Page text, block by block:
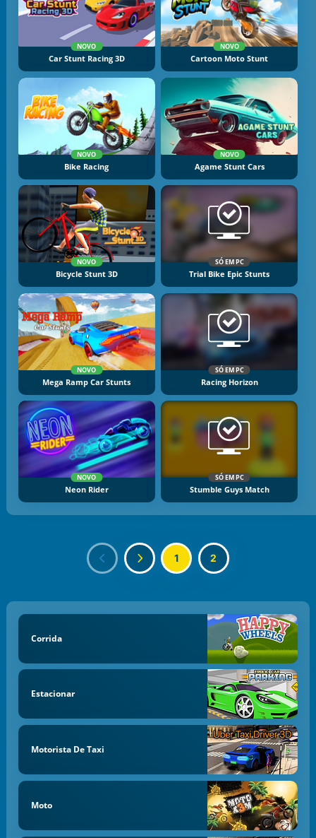
NOVO
Car Stunt Racing 3D
NOVO
Cartoon Moto Stunt
NOVO
Bike Racing
NOVO
Agame Stunt Cars
NOVO
Bicycle Stunt 3D
SÓ EM PC
Trial Bike Epic Stunts
NOVO
Mega Ramp Car Stunts
SÓ EM PC
Racing Horizon
NOVO
Neon Rider
SÓ EM PC
Stumble Guys Match
1 2
Corrida
Estacionar
Motorista De Taxi
Moto